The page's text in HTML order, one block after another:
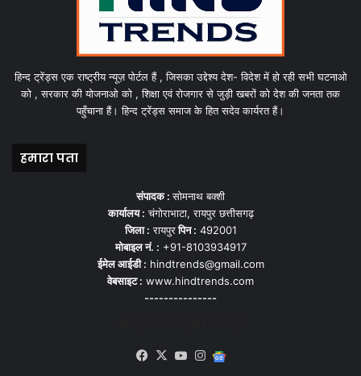
हिन्द ट्रेंड्स एक राष्ट्रीय न्यूज़ पोर्टल हैं , जिसका उद्देश्य देश- विदेश में हो रही सभी घटनाओ
को , सरकार की योजनाओ को , शिक्षा एवं रोजगार से जुड़ी खबरों को देश की जनता तक
पहुँचाना हैं। हिन्द ट्रेंड्स समाज के हित सदेव कार्यरत हैं।
हमारा पता
संपादक :सोमनाथ बक्शी
कार्यालय : चंगोराभाटा, रायपुर छत्तीसगढ़
जिला : रायपुरपिन : 492001
मोबाइल नं. : +91-8103934917
ईमेल आईडी : hindtrends@gmail.com
वेबसाइट : www.hindtrends.com
---------------
Facebook
X YouTubeInstagram